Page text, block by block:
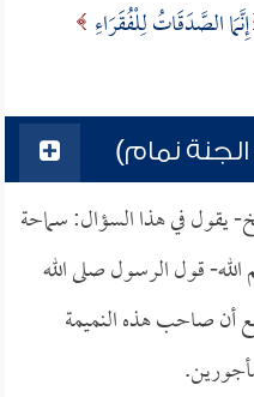
إِنَّمَا الصَّدَقَاتُ لِلْفُقَرَاءِ
نمام)
يقول في هذا السؤال: سماحة
قول الرسول صلى الله
أن صاحب هذه النميمة